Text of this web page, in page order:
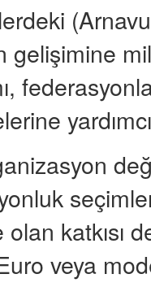
katkısı
veya